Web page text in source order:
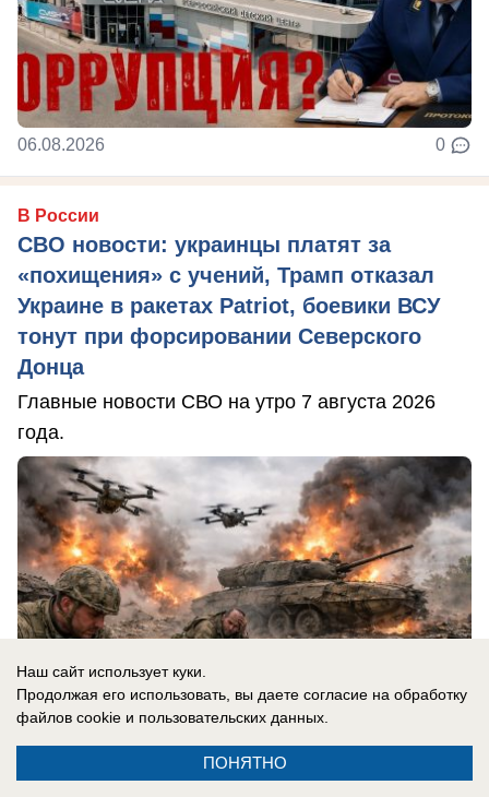
06.08.2026 0
В России
СВО новости: украинцы платят за
«похищения» с учений, Трамп отказал
Украине в ракетах Patriot, боевики ВСУ
тонут при форсировании Северского
Донца
Главные новости СВО на утро 7 августа 2026
года.
Наш сайт использует куки.
Продолжая его использовать, вы даете согласие на обработку
файлов cookie и пользовательских данных.
ПОНЯТНО